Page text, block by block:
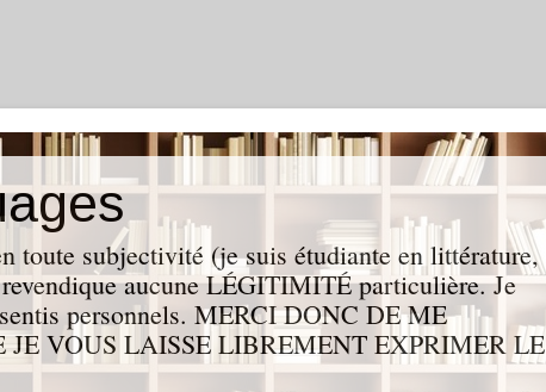
toute subjectivité (je suis étudiante en littérature,
aucune LÉGITIMITÉ particulière. Je
personnels. MERCI DONC DE ME
VOUS LAISSE LIBREMENT EXPRIMER LE